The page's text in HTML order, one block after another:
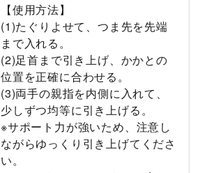
【使用方法】
(1)たぐりよせて、つま先を先端
まで入れる。
(2)足首まで引き上げ、かかとの
位置を正確に合わせる。
(3)両手の親指を内側に入れて、
少しずつ均等に引き上げる。
※サポート力が強いため、注意し
ながらゆっくり引き上げてくださ
い。